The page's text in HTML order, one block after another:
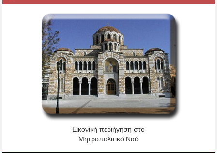
Εικονική περιήγηση στο
Μητροπολιτικό Ναό